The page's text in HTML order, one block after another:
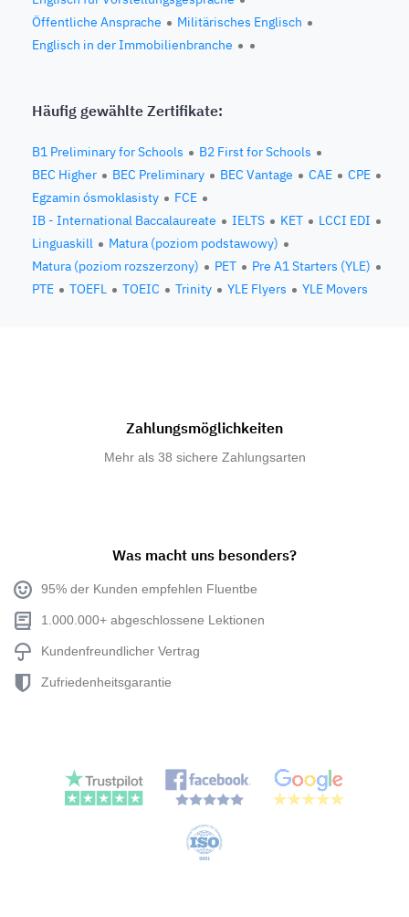
Öffentliche Ansprache
Militärisches Englisch
Englisch in der Immobilienbranche
Häufig gewählte Zertifikate:
B1 Preliminary for Schools
B2 First for Schools
BEC Higher
BEC Preliminary BEC Vantage CAE
CPE
Egzamin ósmoklasisty
FCE
IB - International Baccalaureate
IELTS KET
LCCI EDI
Linguaskill
Matura (poziom podstawowy)
Matura (poziom rozszerzony)
PET
Pre A1 Starters (YLE)
PTE
TOEFL TOEIC Trinity YLE Flyers YLE Movers
Zahlungsmöglichkeiten
Mehr als 38 sichere Zahlungsarten
Was macht uns besonders?
95% der Kunden empfehlen Fluentbe
1.000.000+ abgeschlossene Lektionen
Kundenfreundlicher Vertrag
Zufriedenheitsgarantie